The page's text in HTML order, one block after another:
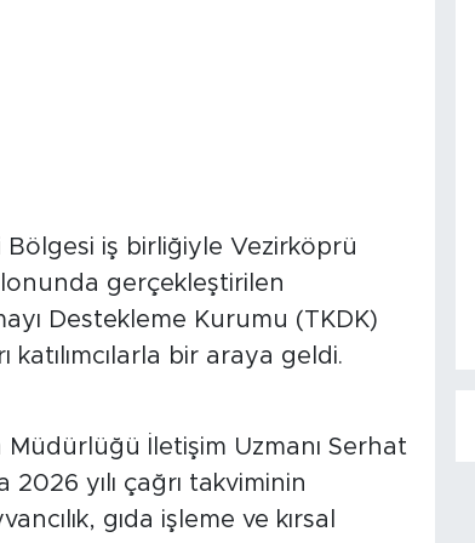
iş birliğiyle Vezirköprü
gerçekleştirilen
Destekleme Kurumu (TKDK)
bir araya geldi.
İletişim Uzmanı Serhat
2026 yılı çağrı takviminin
gıda işleme ve kırsal